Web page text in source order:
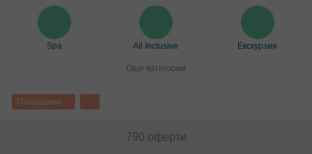
Spa All Inclusive Екскурзия
Още категории
Пазарджик
790 оферти